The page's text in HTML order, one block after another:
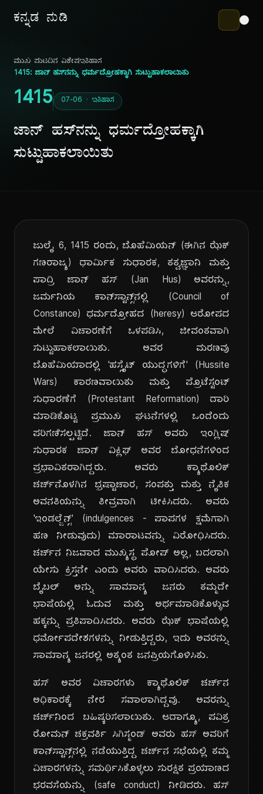
ಕನ್ನಡ ನುಡಿ
ಮುಖ ಪುಟದಿನ ವಿಶೇಷಇತಿಹಾಸ
1415: ಜಾನ್ ಹಸ್‌ನನ್ನು ಧರ್ಮದ್ರೋಹಕ್ಕಾಗಿ ಸುಟ್ಟುಹಾಕಲಾಯಿತು
1415 07-06 · ಇತಿಹಾಸ
ಜಾನ್ ಹಸ್‌ನನ್ನು ಧರ್ಮದ್ರೋಹಕ್ಕಾಗಿ
ಸುಟ್ಟುಹಾಕಲಾಯಿತು
ಜುಲೈ 6, 1415 ರಂದು, ಬೊಹೆಮಿಯನ್ (ಈಗಿನ ಝೆಕ್
ಗಣರಾಜ್ಯ) ಧಾರ್ಮಿಕ ಸುಧಾರಕ, ತತ್ವಜ್ಞಾನಿ ಮತ್ತು
ಪಾದ್ರಿ ಜಾನ್ ಹಸ್ (Jan Hus) ಅವರನ್ನು,
ಜರ್ಮನಿಯ ಕಾನ್‌ಸ್ಟಾನ್ಸ್‌ನಲ್ಲಿ (Council of
Constance) ಧರ್ಮದ್ರೋಹದ (heresy) ಆರೋಪದ
ಮೇಲೆ ವಿಚಾರಣೆಗೆ ಒಳಪಡಿಸಿ, ಜೀವಂತವಾಗಿ
ಸುಟ್ಟುಹಾಕಲಾಯಿತು. ಅವರ ಮರಣವು
ಬೊಹೆಮಿಯಾದಲ್ಲಿ 'ಹಸ್ಸೈಟ್ ಯುದ್ಧಗಳಿಗೆ' (Hussite
Wars) ಕಾರಣವಾಯಿತು ಮತ್ತು ಪ್ರೊಟೆಸ್ಟಂಟ್
ಸುಧಾರಣೆಗೆ (Protestant Reformation) ದಾರಿ
ಮಾಡಿಕೊಟ್ಟ ಪ್ರಮುಖ ಘಟನೆಗಳಲ್ಲಿ ಒಂದೆಂದು
ಪರಿಗಣಿಸಲ್ಪಟ್ಟಿದೆ. ಜಾನ್ ಹಸ್ ಅವರು ಇಂಗ್ಲಿಷ್
ಸುಧಾರಕ ಜಾನ್ ವಿಕ್ಲಿಫ್ ಅವರ ಬೋಧನೆಗಳಿಂದ
ಪ್ರಭಾವಿತರಾಗಿದ್ದರು. ಅವರು ಕ್ಯಾಥೊಲಿಕ್
ಚರ್ಚ್‌ನೊಳಗಿನ ಭ್ರಷ್ಟಾಚಾರ, ಸಂಪತ್ತು ಮತ್ತು ನೈತಿಕ
ಅವನತಿಯನ್ನು ತೀವ್ರವಾಗಿ ಟೀಕಿಸಿದರು. ಅವರು
'ಇಂಡಲ್ಜೆನ್ಸ್‌' (indulgences - ಪಾಪಗಳ ಕ್ಷಮೆಗಾಗಿ
ಹಣ ನೀಡುವುದು) ಮಾರಾಟವನ್ನು ವಿರೋಧಿಸಿದರು.
ಚರ್ಚ್‌ನ ನಿಜವಾದ ಮುಖ್ಯಸ್ಥ ಪೋಪ್ ಅಲ್ಲ, ಬದಲಾಗಿ
ಯೇಸು ಕ್ರಿಸ್ತನೇ ಎಂದು ಅವರು ವಾದಿಸಿದರು. ಅವರು
ಬೈಬಲ್ ಅನ್ನು ಸಾಮಾನ್ಯ ಜನರು ತಮ್ಮದೇ
ಭಾಷೆಯಲ್ಲಿ ಓದುವ ಮತ್ತು ಅರ್ಥಮಾಡಿಕೊಳ್ಳುವ
ಹಕ್ಕನ್ನು ಪ್ರತಿಪಾದಿಸಿದರು. ಅವರು ಝೆಕ್ ಭಾಷೆಯಲ್ಲಿ
ಧರ್ಮೋಪದೇಶಗಳನ್ನು ನೀಡುತ್ತಿದ್ದರು, ಇದು ಅವರನ್ನು
ಸಾಮಾನ್ಯ ಜನರಲ್ಲಿ ಅತ್ಯಂತ ಜನಪ್ರಿಯಗೊಳಿಸಿತು.
ಹಸ್ ಅವರ ವಿಚಾರಗಳು ಕ್ಯಾಥೊಲಿಕ್ ಚರ್ಚ್‌ನ
ಅಧಿಕಾರಕ್ಕೆ ನೇರ ಸವಾಲಾಗಿದ್ದವು. ಅವರನ್ನು
ಚರ್ಚ್‌ನಿಂದ ಬಹಿಷ್ಕರಿಸಲಾಯಿತು. ಆದಾಗ್ಯೂ, ಪವಿತ್ರ
ರೋಮನ್ ಚಕ್ರವರ್ತಿ ಸಿಗಿಸ್ಮಂಡ್ ಅವರು ಹಸ್ ಅವರಿಗೆ
ಕಾನ್‌ಸ್ಟಾನ್ಸ್‌ನಲ್ಲಿ ನಡೆಯುತ್ತಿದ್ದ ಚರ್ಚ್‌ನ ಸಭೆಯಲ್ಲಿ ತಮ್ಮ
ವಿಚಾರಗಳನ್ನು ಸಮರ್ಥಿಸಿಕೊಳ್ಳಲು ಸುರಕ್ಷಿತ ಪ್ರಯಾಣದ
ಭರವಸೆಯನ್ನು (safe conduct) ನೀಡಿದರು. ಹಸ್